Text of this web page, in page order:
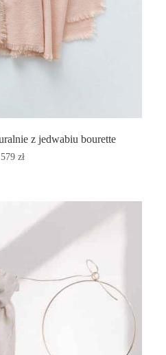
z jedwabiu bourette
579 zł